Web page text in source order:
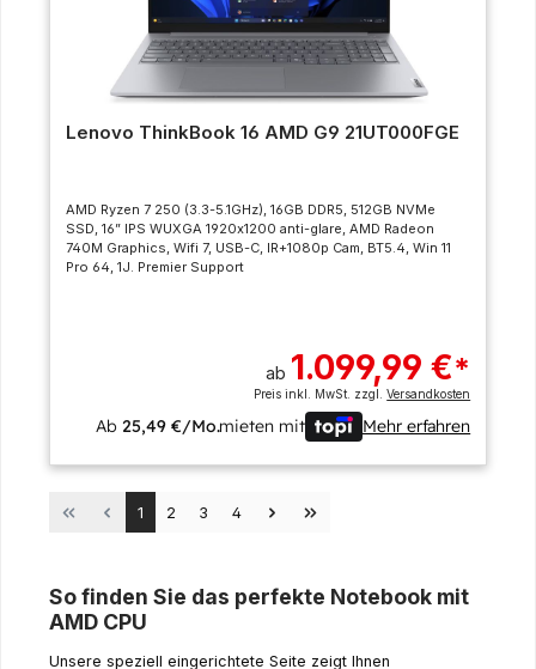
Lenovo ThinkBook 16 AMD G9 21UT000FGE
AMD Ryzen 7 250 (3.3-5.1GHz), 16GB DDR5, 512GB NVMe
SSD, 16” IPS WUXGA 1920x1200 anti-glare, AMD Radeon
740M Graphics, Wifi 7, USB-C, IR+1080p Cam, BT5.4, Win 11
Pro 64, 1J. Premier Support
ab 1.099,99 €*
Preis inkl. MwSt. zzgl.Versandkosten
Ab25,49 €/Mo.mieten mit Mehr erfahren
Seite
1 Seite
2 Seite
3 Seite
4
So finden Sie das perfekte Notebook mit
AMD CPU
Unsere speziell eingerichtete Seite zeigt Ihnen